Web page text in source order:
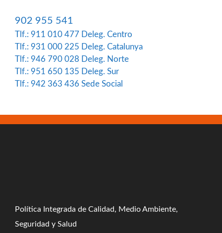
902 955 541
Tlf.: 911 010 477 Deleg. Centro
Tlf.: 931 000 225 Deleg. Catalunya
Tlf.: 946 790 028 Deleg. Norte
Tlf.: 951 650 135 Deleg. Sur
Tlf.: 942 363 436 Sede Social
Política Integrada de Calidad, Medio Ambiente,
Seguridad y Salud